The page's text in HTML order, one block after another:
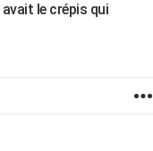
le crépis qui